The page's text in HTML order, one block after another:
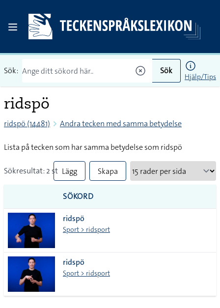
Sök: Sök
Hjälp/Tips
ridspö
ridspö (14481) Andra tecken med samma betydelse
Lista på tecken som har samma betydelse som ridspö
Sökresultat: 2 st Lägg
till
alla i
lista
Skapa
SÖKORD
ridspö
Sport > ridsport
ridspö
Sport > ridsport